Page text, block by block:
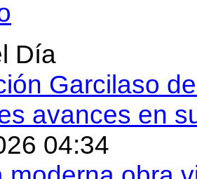
Día
Garcilaso
avances en
04:34